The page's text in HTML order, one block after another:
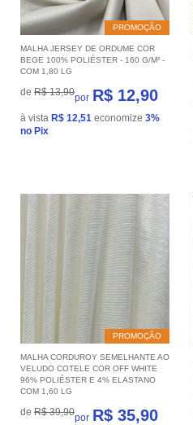
PROMOÇÃO
MALHA JERSEY DE ORDUME COR
BEGE 100% POLIÉSTER - 160 G/M² -
COM 1,80 LG
de R$ 13,90por R$ 12,90
à vista R$ 12,51 economize 3%
no Pix
PROMOÇÃO
MALHA CORDUROY SEMELHANTE AO
VELUDO COTELE COR OFF WHITE
96% POLIÉSTER E 4% ELASTANO
COM 1,60 LG
de R$ 39,90por R$ 35,90